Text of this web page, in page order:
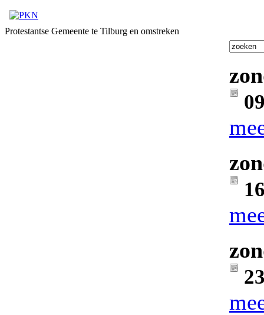
Protestantse Gemeente te Tilburg en omstreken